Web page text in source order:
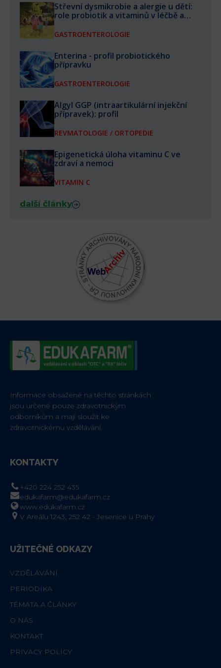
Střevní dysmikrobie a alergie u dětí:
role probiotik a vitaminů v léčbě a
GASTROENTEROLOGIE
Enterina - profil probiotického
přípravku
GASTROENTEROLOGIE
Algyl GGP (intraartikulární injekční
přípravek): profil
REVMATOLOGIE / ORTOPEDIE
Epigenetická úloha vitaminu C ve
zdraví a nemoci
VITAMIN C
další články
Informace obsažené na těchto stránkách
jsou určené pouze zdravotnickým
odborníkům a mají sloužit ke
zdravotnickému vzdělávání.
KONTAKTY
+420 224 252 435
edukafarm@edukafarm.cz
www.edukafarm.cz
V Areálu 1243, 252 42 - Jesenice u Prahy
UŽITEČNÉ ODKAZY
VZDĚLÁVÁNÍ
PERIODIKA
TÉMATA A ČLÁNKY
O NÁS
KONTAKT
PRIVACY POLICY